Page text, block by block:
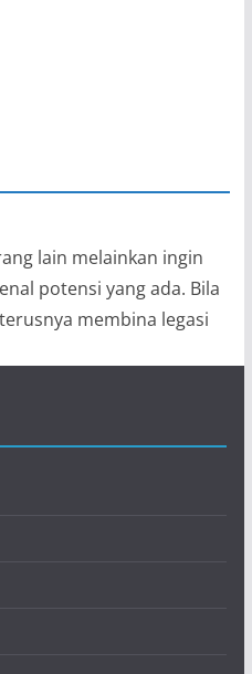
lain melainkan ingin
potensi yang ada. Bila
membina legasi